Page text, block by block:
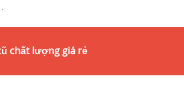
chất lượng giá rẻ